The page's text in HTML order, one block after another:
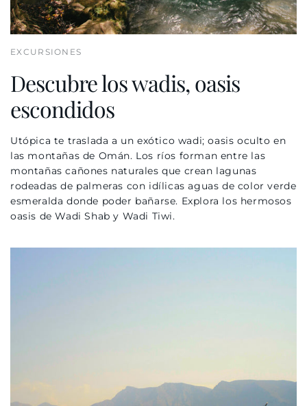
EXCURSIONES
Descubre los wadis, oasis
escondidos
Utópica te traslada a un exótico wadi; oasis oculto en
las montañas de Omán. Los ríos forman entre las
montañas cañones naturales que crean lagunas
rodeadas de palmeras con idílicas aguas de color verde
esmeralda donde poder bañarse. Explora los hermosos
oasis deWadi Shab y Wadi Tiwi.